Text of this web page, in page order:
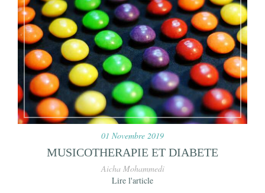
01 Novembre 2019
MUSICOTHERAPIE ET DIABETE
Aicha Mohammedi
Lire l'article